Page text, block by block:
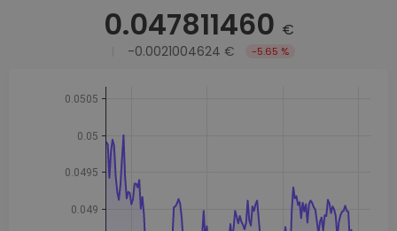
0.047811460 €
-0.0021004624 € -5.65 %